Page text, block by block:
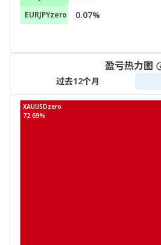
EURJPYzero 0.07%
盈亏热力图
过去12个月
XAUUSDzero
72.69%